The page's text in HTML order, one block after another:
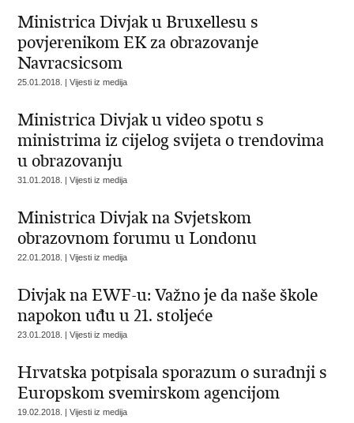
Ministrica Divjak u Bruxellesu s
povjerenikom EK za obrazovanje
Navracsicsom
25.01.2018. | Vijesti iz medija
Ministrica Divjak u video spotu s
ministrima iz cijelog svijeta o trendovima
u obrazovanju
31.01.2018. | Vijesti iz medija
Ministrica Divjak na Svjetskom
obrazovnom forumu u Londonu
22.01.2018. | Vijesti iz medija
Divjak na EWF-u: Važno je da naše škole
napokon uđu u 21. stoljeće
23.01.2018. | Vijesti iz medija
Hrvatska potpisala sporazum o suradnji s
Europskom svemirskom agencijom
19.02.2018. | Vijesti iz medija